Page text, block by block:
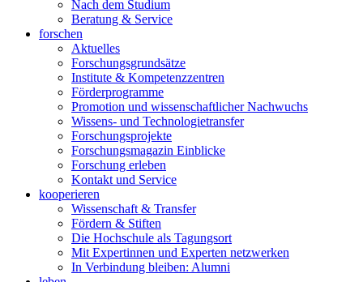
Nach dem Studium
Beratung & Service
forschen
Aktuelles
Forschungsgrundsätze
Institute & Kompetenzzentren
Förderprogramme
Promotion und wissenschaftlicher Nachwuchs
Wissens- und Technologietransfer
Forschungsprojekte
Forschungsmagazin Einblicke
Forschung erleben
Kontakt und Service
kooperieren
Wissenschaft & Transfer
Fördern & Stiften
Die Hochschule als Tagungsort
Mit Expertinnen und Experten netzwerken
In Verbindung bleiben: Alumni